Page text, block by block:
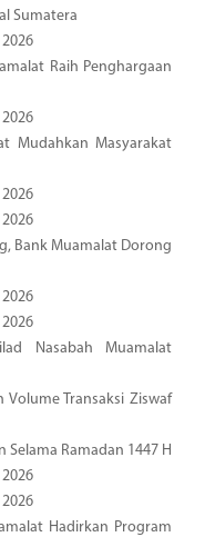
Sumatera
Raih Penghargaan
Mudahkan Masyarakat
Bank Muamalat Dorong
Nasabah Muamalat
Transaksi Ziswaf
Selama Ramadan 1447 H
Hadirkan Program